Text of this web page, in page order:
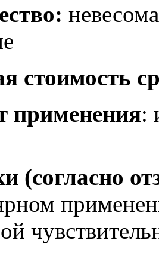
стоимость
применения:
(согласно